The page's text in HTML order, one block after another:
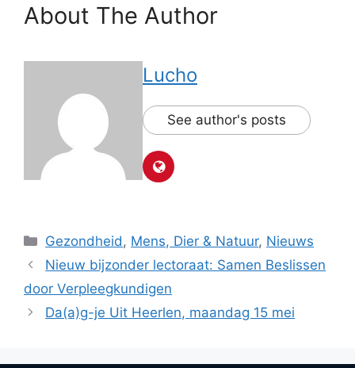
About The Author
Lucho
See author's posts
Categorieën
Gezondheid , Mens, Dier & Natuur, Nieuws
Nieuw bijzonder lectoraat: Samen Beslissen
door Verpleegkundigen
Da(a)g-je Uit Heerlen, maandag 15 mei